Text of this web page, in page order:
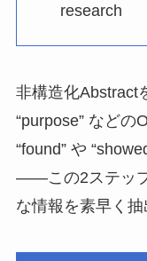
research
非構造化Abstract
“purpose” などの
“found” や
——この2ステッ
な情報を素早く抽